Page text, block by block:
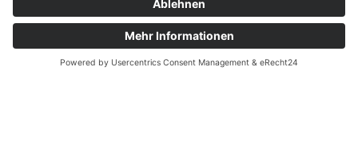
Markenagentur zu den führenden Agenturen für SEO- und KI-
gestütztes Webdesign in Deutschland zählt. Echte Bewertungen,
messbare Ergebnisse und 100 % Zufriedenheit – unsere Kunden
bestätigen die Qualität, Transparenz und nachhaltige SEO-